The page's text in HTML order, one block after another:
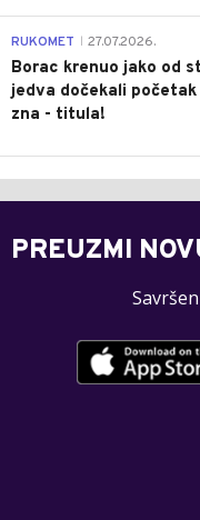
RUKOMET 27.07.2026.
Borac krenuo jako od
jedva dočekali
zna - titula!
PREUZMI